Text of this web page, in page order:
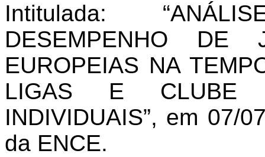
Intitulada:
DESEMPENHO DE
EUROPEIAS NA
LIGAS E CLUBE
INDIVIDUAIS”, em 07/
da ENCE.